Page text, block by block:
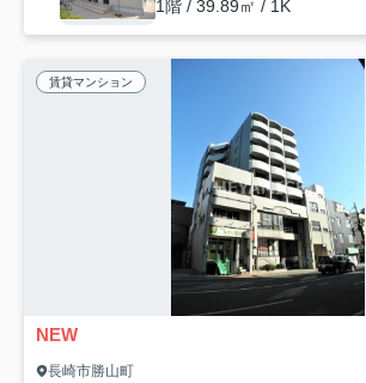
1階 / 39.89㎡ / 1K
賃貸マンション
NEW
長崎市勝山町